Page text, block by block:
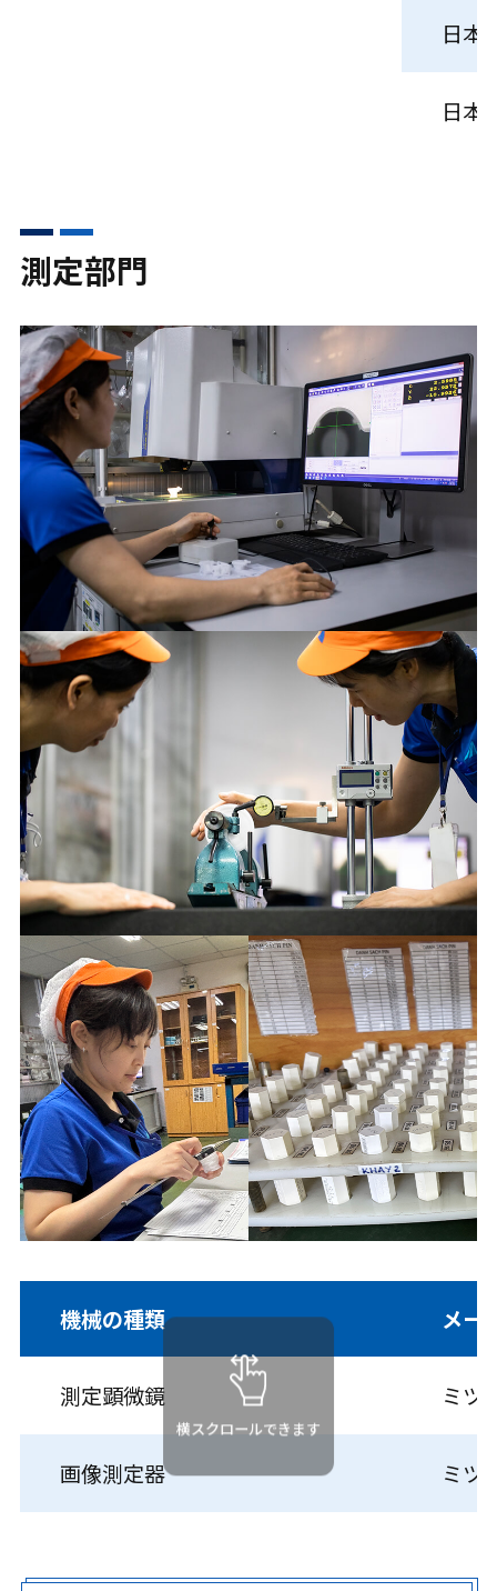
日本
日本
測定部門
横スクロールできます
機械の種類 メー
測定顕微鏡 ミツ
画像測定器 ミツ